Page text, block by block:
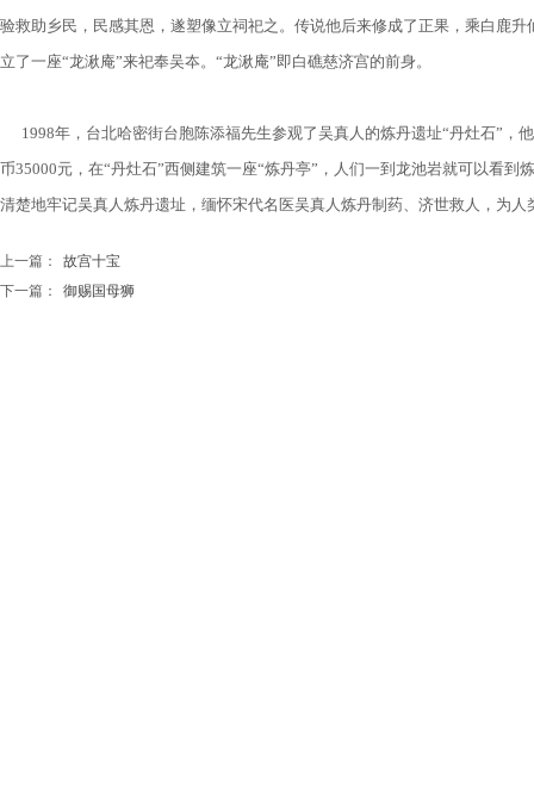
验救助乡民，民感其恩，遂塑像立祠祀之。传说他后来修成了正果，乘白鹿
立了一座“龙湫庵”来祀奉吴夲。“龙湫庵”即白礁慈济宫的前身。
1998年，台北哈密街台胞陈添福先生参观了吴真人的炼丹遗址“丹灶石”，
币35000元，在“丹灶石”西侧建筑一座“炼丹亭”，人们一到龙池岩就可以看到
清楚地牢记吴真人炼丹遗址，缅怀宋代名医吴真人炼丹制药、济世救人，为
上一篇：
故宫十宝
下一篇：
御赐国母狮